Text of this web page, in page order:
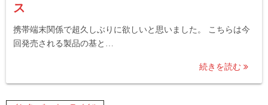
ス
携帯端末関係で超久しぶりに欲しいと思いました。 こちらは今
回発売される製品の基と…
続きを読む